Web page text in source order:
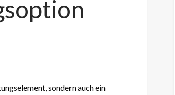
sondern auch ein